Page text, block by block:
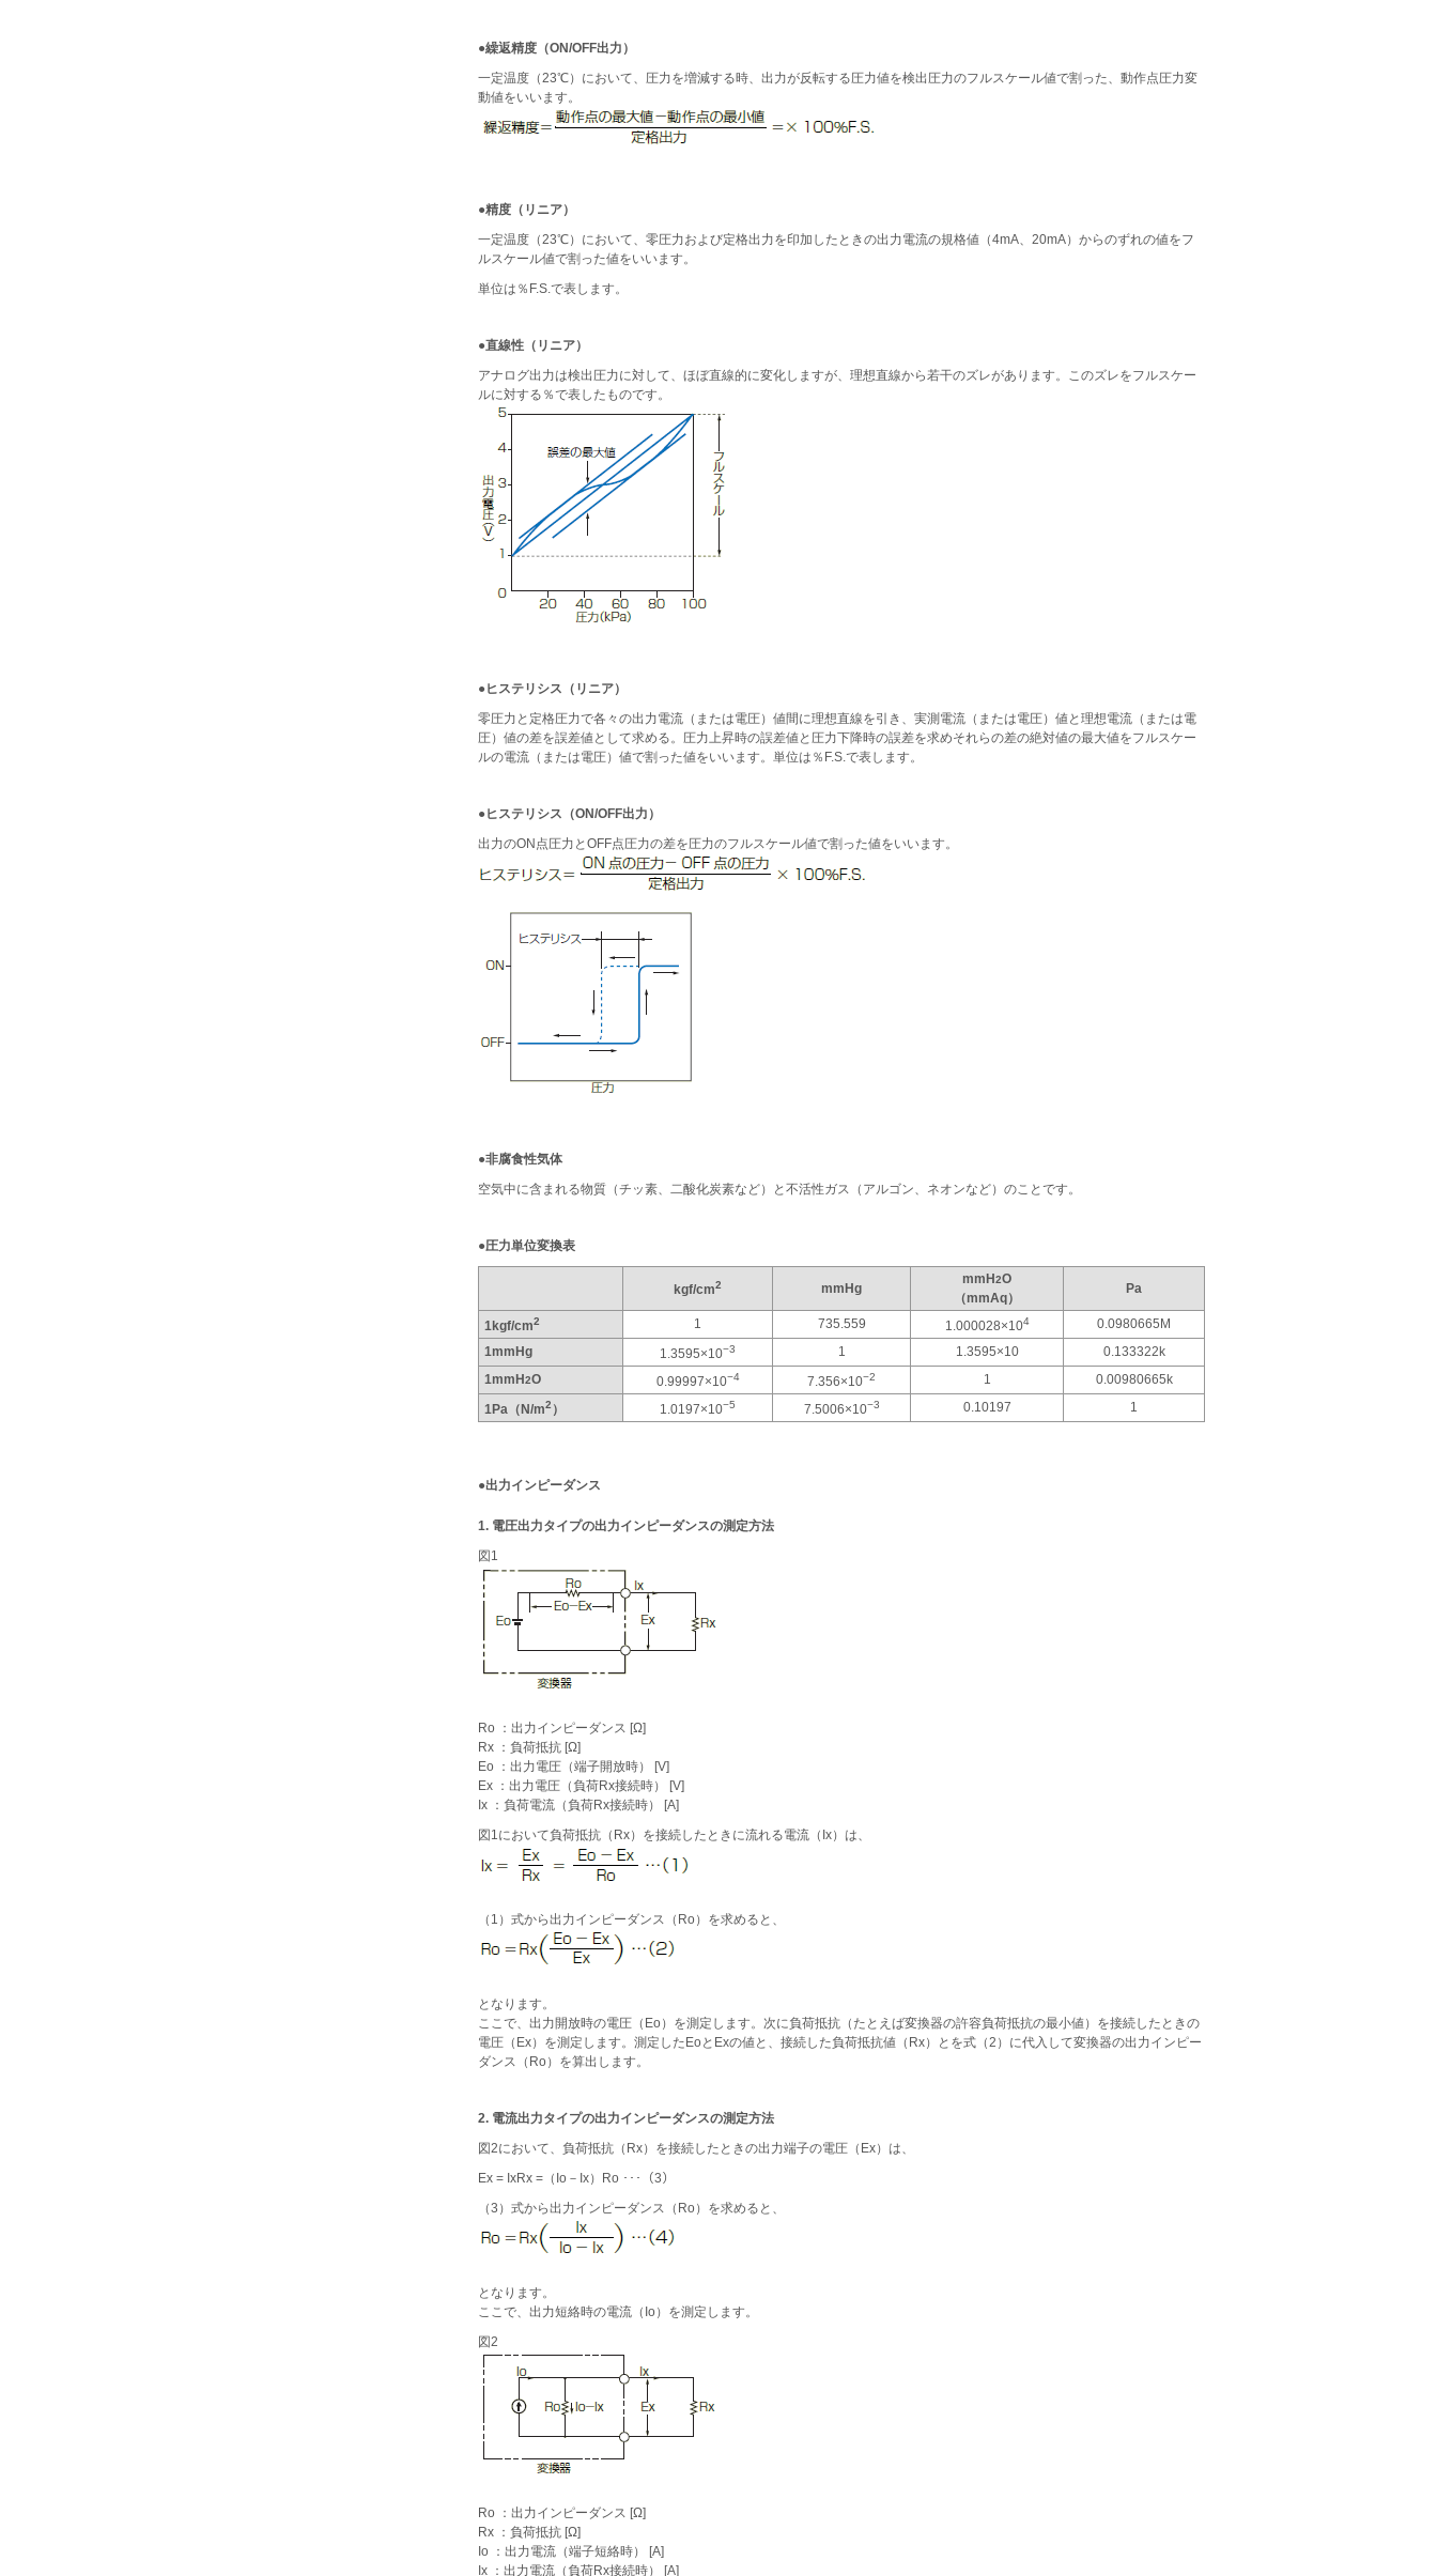
●繰返精度（ON/OFF出力）
一定温度（23℃）において、圧力を増減する時、出力が反転する圧力値を検出圧力のフルスケール値で割った、動作点圧力変
動値をいいます。
●精度（リニア）
一定温度（23℃）において、零圧力および定格出力を印加したときの出力電流の規格値（4mA、20mA）からのずれの値をフ
ルスケール値で割った値をいいます。
単位は％F.S.で表します。
●直線性（リニア）
アナログ出力は検出圧力に対して、ほぼ直線的に変化しますが、理想直線から若干のズレがあります。このズレをフルスケー
ルに対する％で表したものです。
●ヒステリシス（リニア）
零圧力と定格圧力で各々の出力電流（または電圧）値間に理想直線を引き、実測電流（または電圧）値と理想電流（または電
圧）値の差を誤差値として求める。圧力上昇時の誤差値と圧力下降時の誤差を求めそれらの差の絶対値の最大値をフルスケー
ルの電流（または電圧）値で割った値をいいます。単位は％F.S.で表します。
●ヒステリシス（ON/OFF出力）
出力のON点圧力とOFF点圧力の差を圧力のフルスケール値で割った値をいいます。
●非腐食性気体
空気中に含まれる物質（チッ素、二酸化炭素など）と不活性ガス（アルゴン、ネオンなど）のことです。
●圧力単位変換表
kgf/cm2 mmHg
mmH 2O
（mmAq）
Pa
1kgf/cm2 1 735.559 1.000028×104
0.0980665M
1mmHg
1.3595×10−3 1 1.3595×10
0.133322k
1mmH 2O 0.99997×10−4 7.356×10−2 1
0.00980665k
1Pa（N/m2 ） 1.0197×10−5 7.5006×10−3 0.10197 1
●出力インピーダンス
1. 電圧出力タイプの出力インピーダンスの測定方法
図1
Ro ：出力インピーダンス [Ω]
Rx ：負荷抵抗 [Ω]
Eo ：出力電圧（端子開放時） [V]
Ex ：出力電圧（負荷Rx接続時） [V]
Ix ：負荷電流（負荷Rx接続時） [A]
図1において負荷抵抗（Rx）を接続したときに流れる電流（Ix）は、
（1）式から出力インピーダンス（Ro）を求めると、
となります。
ここで、出力開放時の電圧（Eo）を測定します。次に負荷抵抗（たとえば変換器の許容負荷抵抗の最小値）を接続したときの
電圧（Ex）を測定します。測定したEoとExの値と、接続した負荷抵抗値（Rx）とを式（2）に代入して変換器の出力インピー
ダンス（Ro）を算出します。
2. 電流出力タイプの出力インピーダンスの測定方法
図2において、負荷抵抗（Rx）を接続したときの出力端子の電圧（Ex）は、
Ex = IxRx =（Io－Ix）Ro ･･･（3）
（3）式から出力インピーダンス（Ro）を求めると、
となります。
ここで、出力短絡時の電流（Io）を測定します。
図2
Ro ：出力インピーダンス [Ω]
Rx ：負荷抵抗 [Ω]
Io ：出力電流（端子短絡時） [A]
Ix ：出力電流（負荷Rx接続時） [A]